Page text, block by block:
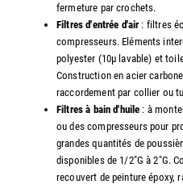
fermeture par crochets.
Filtres d'entrée d'air : filtres
compresseurs. Eléments
polyester (10µ lavable) et
Construction en acier
raccordement par collier ou
Filtres à bain d'huile : à
ou des compresseurs pour
grandes quantités de
disponibles de 1/2"G à 2"G.
recouvert de peinture époxy,